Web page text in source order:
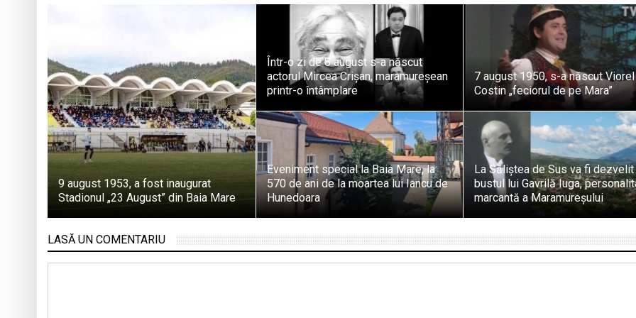
9 august 1953, a fost inaugurat
Stadionul „23 August” din Baia Mare
Într-o zi de 8 august s-a născut
actorul Mircea Crișan, maramureșean
printr-o întâmplare
7 august 1950, s-a născut Viorel
Costin „feciorul de pe Mara”
Eveniment special la Baia Mare, la
570 de ani de la moartea lui Iancu de
Hunedoara
La Săliștea de Sus va fi dezvelit
bustul lui Gavrilă Iuga,
marcantă a Maramureșului
LASĂ UN COMENTARIU